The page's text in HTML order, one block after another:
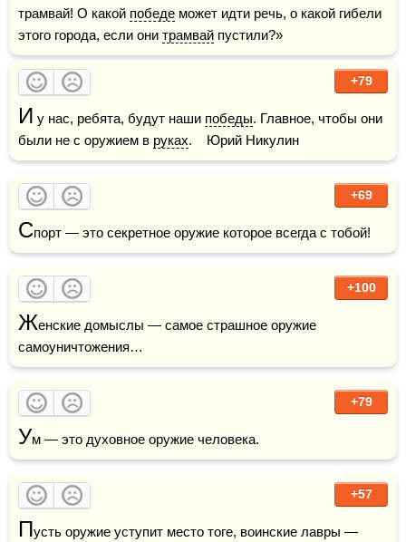
трамвай! О какой победе может идти речь, о какой гибели
этого города, если они трамвай пустили?»
+79
И у нас, ребята, будут наши победы. Главное, чтобы они
были не с оружием в руках.    Юрий Никулин
+69
Спорт — это секретное оружие которое всегда с тобой!
+100
Женские домыслы — самое страшное оружие
самоуничтожения…
+79
Ум — это духовное оружие человека.
+57
Пусть оружие уступит место тоге, воинские лавры —